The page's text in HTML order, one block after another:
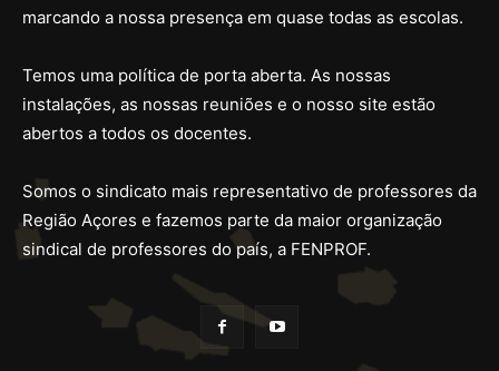
marcando a nossa presença em quase todas as escolas.
Temos uma política de porta aberta. As nossas
instalações, as nossas reuniões e o nosso site estão
abertos a todos os docentes.
Somos o sindicato mais representativo de professores da
Região Açores e fazemos parte da maior organização
sindical de professores do país, a FENPROF.